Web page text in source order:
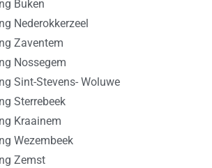
Buken
Nederokkerzeel
Zaventem
Nossegem
Sint-Stevens- Woluwe
Sterrebeek
Kraainem
Wezembeek
Zemst